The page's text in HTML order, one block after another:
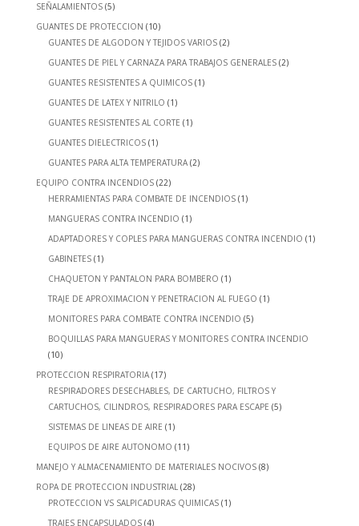
SEÑALAMIENTOS (5)
GUANTES DE PROTECCION (10)
GUANTES DE ALGODON Y TEJIDOS VARIOS (2)
GUANTES DE PIEL Y CARNAZA PARA TRABAJOS GENERALES (2)
GUANTES RESISTENTES A QUIMICOS (1)
GUANTES DE LATEX Y NITRILO (1)
GUANTES RESISTENTES AL CORTE (1)
GUANTES DIELECTRICOS (1)
GUANTES PARA ALTA TEMPERATURA (2)
EQUIPO CONTRA INCENDIOS (22)
HERRAMIENTAS PARA COMBATE DE INCENDIOS (1)
MANGUERAS CONTRA INCENDIO (1)
ADAPTADORES Y COPLES PARA MANGUERAS CONTRA INCENDIO (1)
GABINETES (1)
CHAQUETON Y PANTALON PARA BOMBERO (1)
TRAJE DE APROXIMACION Y PENETRACION AL FUEGO (1)
MONITORES PARA COMBATE CONTRA INCENDIO (5)
BOQUILLAS PARA MANGUERAS Y MONITORES CONTRA INCENDIO
(10)
PROTECCION RESPIRATORIA (17)
RESPIRADORES DESECHABLES, DE CARTUCHO, FILTROS Y
CARTUCHOS, CILINDROS, RESPIRADORES PARA ESCAPE (5)
SISTEMAS DE LINEAS DE AIRE (1)
EQUIPOS DE AIRE AUTONOMO (11)
MANEJO Y ALMACENAMIENTO DE MATERIALES NOCIVOS (8)
ROPA DE PROTECCION INDUSTRIAL (28)
PROTECCION VS SALPICADURAS QUIMICAS (1)
TRAJES ENCAPSULADOS (4)